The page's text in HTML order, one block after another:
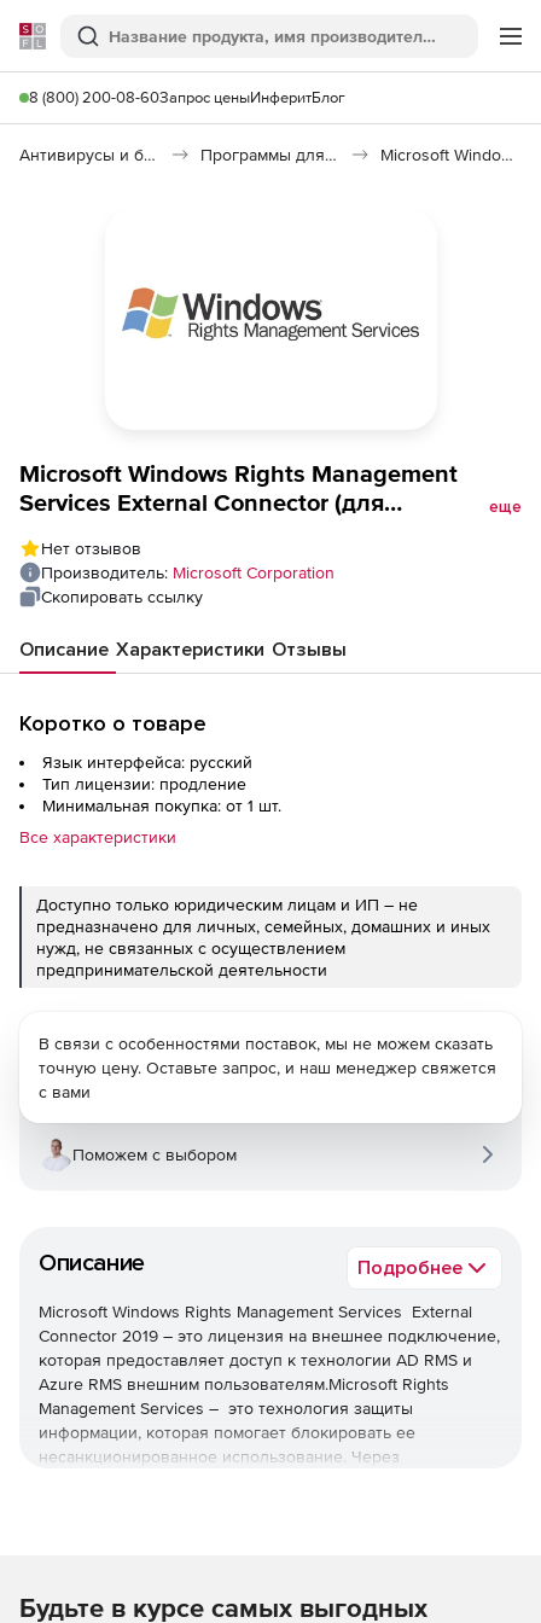
Softline
Поиск
8 (800) 200-08-60Запрос ценыИнферитБлог
Антивирусы и безопасность Программы для защиты информации Microsoft Windows Rights Management Services External Connector 2019
Microsoft Windows Rights Management
Services External Connector (для
Software Assurance), Russian Level A
еще
Нет отзывов
Производитель: Microsoft Corporation
Скопировать ссылку
Описание Характеристики Отзывы
Коротко о товаре
Язык интерфейса: русский
Тип лицензии: продление
Минимальная покупка: от 1 шт.
Все характеристики
Доступно только юридическим лицам и ИП – не
предназначено для личных, семейных, домашних и иных
нужд, не связанных с осуществлением
предпринимательской деятельности
Описание Подробнее
Microsoft Windows Rights Management Services External
Connector 2019 – это лицензия на внешнее подключение,
которая предоставляет доступ к технологии AD RMS и
Azure RMS внешним пользователям.Microsoft Rights
Management Services – это технология защиты
информации, которая помогает блокировать ее
несанкционированное использование. Через
Windows Server External Connector устраняет
В связи с особенностями поставок, мы не можем сказать
точную цену. Оставьте запрос, и наш менеджер свяжется
с вами
Поможем с выбором
Будьте в курсе самых выгодных